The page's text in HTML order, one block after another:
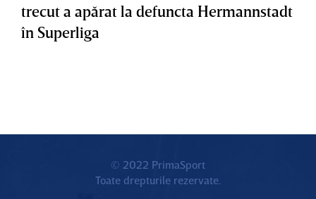
trecut a apărat la defuncta Hermannstadt
în Superliga
© 2022 PrimaSport
Toate drepturile rezervate.